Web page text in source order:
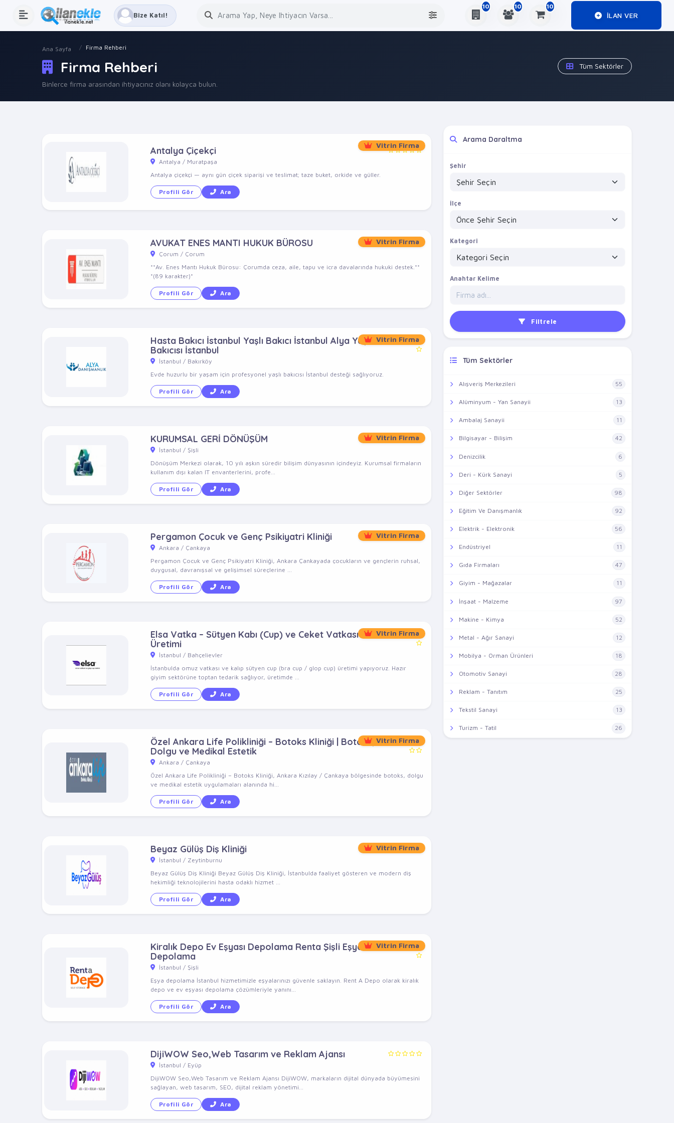
Bize Katıl!
10 10 10
ILAN VER
Ana Sayfa Firma Rehberi
Firma Rehberi
Binlerce firma arasından ihtiyacınız olanı kolayca bulun.
Tüm Sektörler
Vitrin Firma
Antalya Çiçekçi
Antalya / Muratpaşa
Antalya çiçekçi — aynı gün çiçek siparişi ve teslimat; taze buket, orkide ve güller.
Profili Gör Ara
Vitrin Firma
AVUKAT ENES MANTI HUKUK BÜROSU
Çorum / Çorum
**Av. Enes Mantı Hukuk Bürosu: Çorumda ceza, aile, tapu ve icra davalarında hukuki destek.**
*(89 karakter)*
Profili Gör Ara
Vitrin Firma
Hasta Bakıcı İstanbul Yaşlı Bakıcı İstanbul Alya Yaşlı
Bakıcısı İstanbul
İstanbul / Bakırköy
Evde huzurlu bir yaşam için profesyonel yaşlı bakıcısı İstanbul desteği sağlıyoruz.
Profili Gör Ara
Vitrin Firma
KURUMSAL GERİ DÖNÜŞÜM
İstanbul / Şişli
Dönüşüm Merkezi olarak, 10 yılı aşkın süredir bilişim dünyasının içindeyiz. Kurumsal firmaların
kullanım dışı kalan IT envanterlerini, profe...
Profili Gör Ara
Vitrin Firma
Pergamon Çocuk ve Genç Psikiyatri Kliniği
Ankara / Çankaya
Pergamon Çocuk ve Genç Psikiyatri Kliniği, Ankara Çankayada çocukların ve gençlerin ruhsal,
duygusal, davranışsal ve gelişimsel süreçlerine ...
Profili Gör Ara
Vitrin Firma
Elsa Vatka – Sütyen Kabı (Cup) ve Ceket Vatkası
Üretimi
İstanbul / Bahçelievler
İstanbulda omuz vatkası ve kalıp sütyen cup (bra cup / glop cup) üretimi yapıyoruz. Hazır
giyim sektörüne toptan tedarik sağlıyor, üretimde ...
Profili Gör Ara
Vitrin Firma
Özel Ankara Life Polikliniği – Botoks Kliniği | Botoks,
Dolgu ve Medikal Estetik
Ankara / Çankaya
Özel Ankara Life Polikliniği – Botoks Kliniği, Ankara Kızılay / Çankaya bölgesinde botoks, dolgu
ve medikal estetik uygulamaları alanında hi...
Profili Gör Ara
Vitrin Firma
Beyaz Gülüş Diş Kliniği
İstanbul / Zeytinburnu
Beyaz Gülüş Diş Kliniği Beyaz Gülüş Diş Kliniği, İstanbulda faaliyet gösteren ve modern diş
hekimliği teknolojilerini hasta odaklı hizmet ...
Profili Gör Ara
Vitrin Firma
Kiralık Depo Ev Eşyası Depolama Renta Şişli Eşya
Depolama
İstanbul / Şişli
Eşya depolama İstanbul hizmetimizle eşyalarınızı güvenle saklayın. Rent A Depo olarak kiralık
depo ve ev eşyası depolama çözümleriyle yanını...
Profili Gör Ara
DijiWOW Seo,Web Tasarım ve Reklam Ajansı
İstanbul / Eyüp
DijiWOW Seo,Web Tasarım ve Reklam Ajansı DijiWOW, markaların dijital dünyada büyümesini
sağlayan, web tasarım, SEO, dijital reklam yönetimi...
Profili Gör Ara
Arama Daraltma
Şehir
İlçe
Kategori
Anahtar Kelime
Filtrele
Tüm Sektörler
Alışveriş Merkezileri 55
Alüminyum - Yan Sanayii 13
Ambalaj Sanayii 11
Bilgisayar - Bilişim 42
Denizcilik 6
Deri - Kürk Sanayi 5
Diğer Sektörler 98
Eğitim Ve Danışmanlık 92
Elektrik - Elektronik 56
Endüstriyel 11
Gıda Firmaları 47
Giyim - Mağazalar 11
İnşaat - Malzeme 97
Makine - Kimya 52
Metal - Ağır Sanayi 12
Mobilya - Orman Ürünleri 18
Otomotiv Sanayi 28
Reklam - Tanıtım 25
Tekstil Sanayi 13
Turizm - Tatil 26